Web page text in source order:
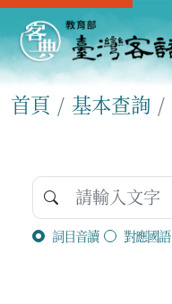
首頁 基本查詢
詞目音讀 對應國語